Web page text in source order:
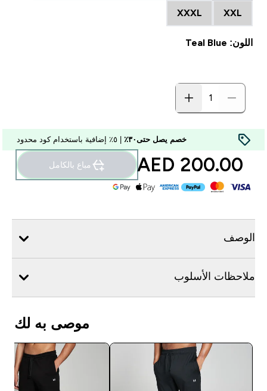
XXL
XXXL
اللون: Teal Blue
خصم يصل حتى٣٠٪
200.00 AED‎ مباع بالكامل
الوصف
ملاحظات الأسلوب
موصى به لك